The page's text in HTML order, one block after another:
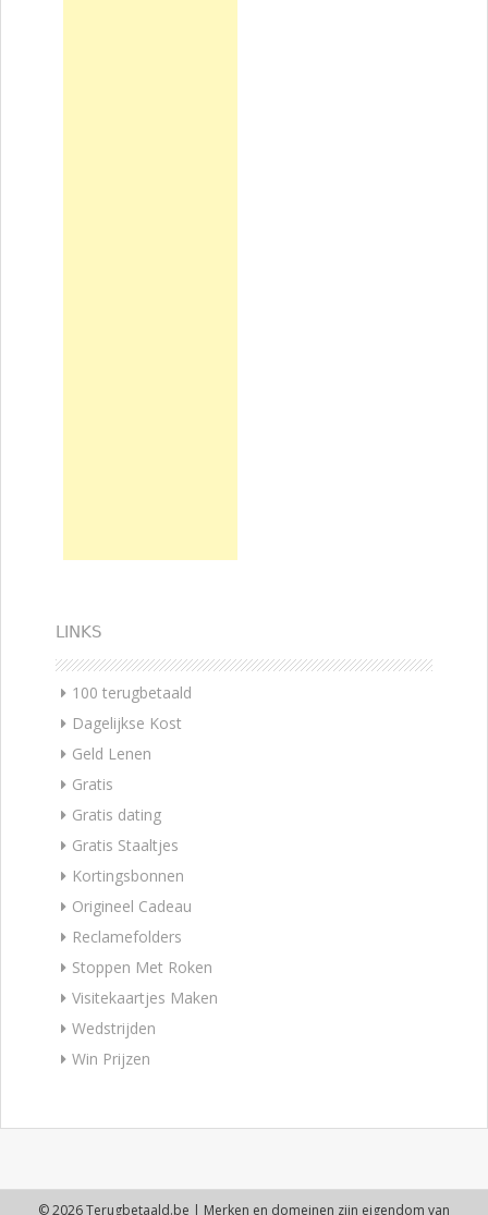
LINKS
100 terugbetaald
Dagelijkse Kost
Geld Lenen
Gratis
Gratis dating
Gratis Staaltjes
Kortingsbonnen
Origineel Cadeau
Reclamefolders
Stoppen Met Roken
Visitekaartjes Maken
Wedstrijden
Win Prijzen
© 2026 Terugbetaald.be | Merken en domeinen zijn eigendom van